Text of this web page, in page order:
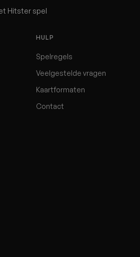
Hitster spel
HULP
Spelregels
Veelgestelde vragen
Kaartformaten
Contact